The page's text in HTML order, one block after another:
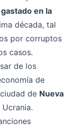
en la
década, tal
por corruptos
casos.
de los
de
de Nueva